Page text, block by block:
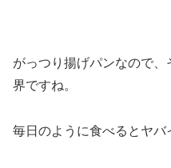
がっつり揚げパンなので
界ですね。
毎日のように食べるとヤ